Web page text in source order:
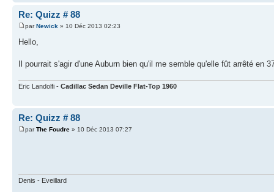
Re: Quizz # 88
parNewick » 10 Déc 2013 02:23
Hello,
Il pourrait s'agir d'une Auburn bien qu'il me semble qu'elle fût arrêté en
Eric Landolfi - Cadillac Sedan Deville Flat-Top 1960
Re: Quizz # 88
parThe Foudre » 10 Déc 2013 07:27
Denis - Eveillard